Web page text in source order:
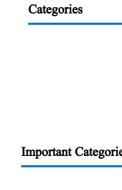
Categories
Important